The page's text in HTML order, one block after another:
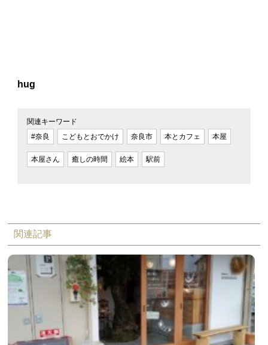
hug
関連キーワード
#奈良
こどもとおでかけ 奈良市 本とカフェ 本屋
本屋さん 癒しの時間 絵本 駅前
関連記事